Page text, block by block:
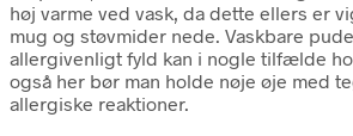
høj varme ved vask, da dette ellers er
mug og støvmider nede. Vaskbare
allergivenligt fyld kan i nogle tilfælde
også her bør man holde nøje øje med
allergiske reaktioner.